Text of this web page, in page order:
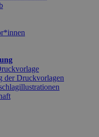
der Druckvorlagen